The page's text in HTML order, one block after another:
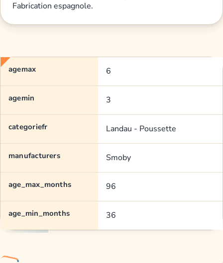
Fabrication espagnole.
agemax 6
agemin 3
categoriefr Landau - Poussette
manufacturers Smoby
age_max_months 96
age_min_months 36